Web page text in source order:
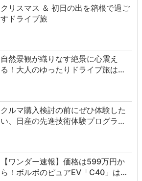
クリスマス ＆ 初日の出を箱根で過ご
すドライブ旅
自然景観が織りなす絶景に心震え
る！大人のゆったりドライブ旅は…
クルマ購入検討の前にぜひ体験した
い、日産の先進技術体験プログラ…
【ワンダー速報】価格は599万円か
ら！ボルボのピュアEV「C40」は…